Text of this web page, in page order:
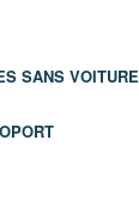
SANS VOITURE